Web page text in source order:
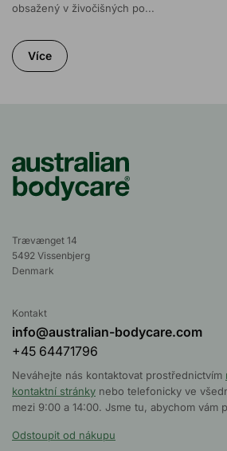
obsažený v živočišných po...
Více
Trævænget 14
5492 Vissenbjerg
Denmark
Kontakt
info@australian-bodycare.com
+45 64471796
Neváhejte nás kontaktovat prostřednictvím
kontaktní stránky nebo telefonicky ve
mezi 9:00 a 14:00. Jsme tu, abychom vám
Odstoupit od nákupu